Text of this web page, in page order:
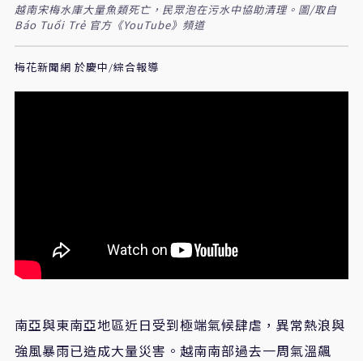
越南宋梅水庫大量魚類死亡，民眾泡在污水中協助清理。圖/取自
Báo Tuổi Trẻ 官方《YouTube》頻道
梅花新聞網 於慶中/綜合報導
南亞與東南亞地區近日受到極端氣候肆虐，異常熱浪與
強風暴雨已造成大量災害。越南南部過去一周氣溫飆